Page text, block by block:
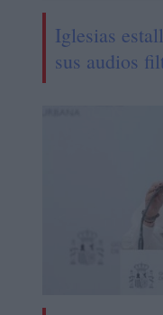
Iglesias
sus audios